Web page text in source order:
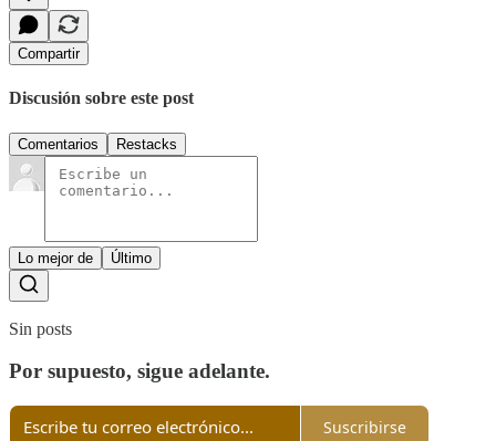
Compartir
Discusión sobre este post
Comentarios Restacks
Lo mejor de Último
Sin posts
Por supuesto, sigue adelante.
Suscribirse